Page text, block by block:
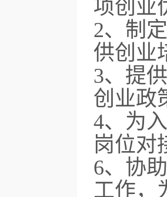
项创业
2、制
供创业
3、提
创业政
4、为
岗位对
6、协
工作，